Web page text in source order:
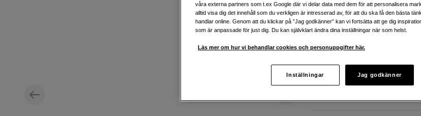
Artikelnummer: 1103743
Ulanzi UKA Phone Holder MA54
Mobilhållare för enkel
montering
Webblager
Finns i lager
våra externa partners som t.ex Google där vi delar data med dem för att personalisera
alltid visa dig det innehåll som du verkligen är intresserad av, för att du ska få den bästa
handlar online. Genom att du klickar på ”Jag godkänner” kan vi fortsätta att ge dig
som är anpassade för just dig. Du kan självklart ändra dina inställningar när som helst.
Läs mer om hur vi behandlar cookies och personuppgifter här.
Inställningar Jag godkänner